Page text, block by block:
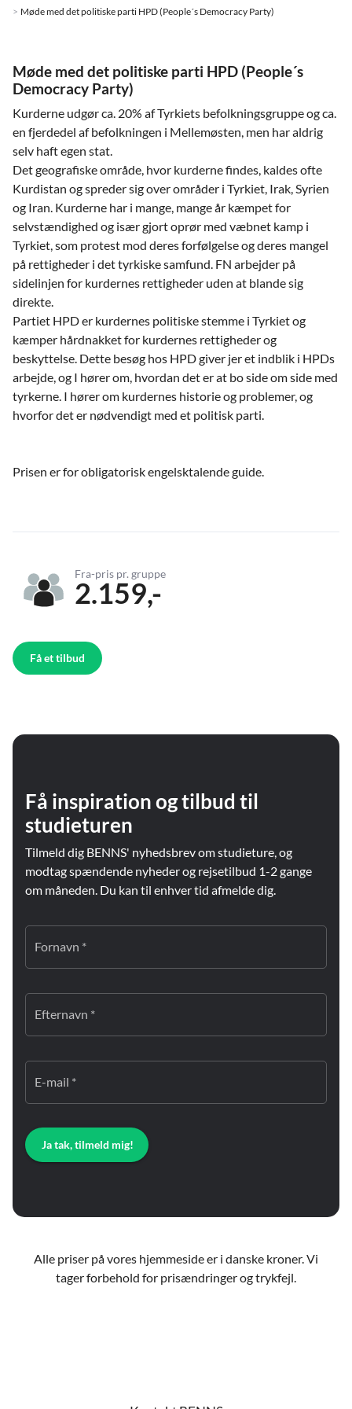
Møde med det politiske parti HPD (People´s Democracy Party)
Møde med det politiske parti HPD (People´s
Democracy Party)
Kurderne udgør ca. 20% af Tyrkiets befolkningsgruppe og ca.
en fjerdedel af befolkningen i Mellemøsten, men har aldrig
selv haft egen stat.
Det geografiske område, hvor kurderne findes, kaldes ofte
Kurdistan og spreder sig over områder i Tyrkiet, Irak, Syrien
og Iran. Kurderne har i mange, mange år kæmpet for
selvstændighed og især gjort oprør med væbnet kamp i
Tyrkiet, som protest mod deres forfølgelse og deres mangel
på rettigheder i det tyrkiske samfund. FN arbejder på
sidelinjen for kurdernes rettigheder uden at blande sig
direkte.
Partiet HPD er kurdernes politiske stemme i Tyrkiet og
kæmper hårdnakket for kurdernes rettigheder og
beskyttelse. Dette besøg hos HPD giver jer et indblik i HPDs
arbejde, og I hører om, hvordan det er at bo side om side med
tyrkerne. I hører om kurdernes historie og problemer, og
hvorfor det er nødvendigt med et politisk parti.
Prisen er for obligatorisk engelsktalende guide.
Fra-pris pr. gruppe
2.159,-
Få et tilbud
Få inspiration og tilbud til
studieturen
Tilmeld dig BENNS' nyhedsbrev om studieture, og
modtag spændende nyheder og rejsetilbud 1-2 gange
om måneden. Du kan til enhver tid afmelde dig.
Fornavn *
Efternavn *
E-mail *
Ja tak, tilmeld mig!
Alle priser på vores hjemmeside er i danske kroner. Vi
tager forbehold for prisændringer og trykfejl.